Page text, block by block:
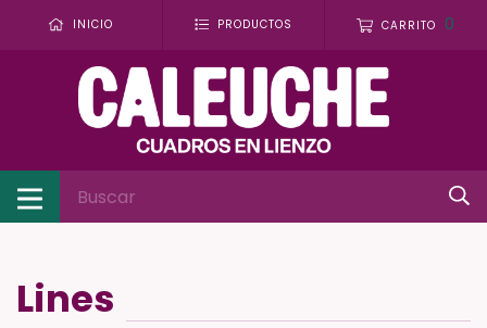
INICIO PRODUCTOS CARRITO 0
Lines